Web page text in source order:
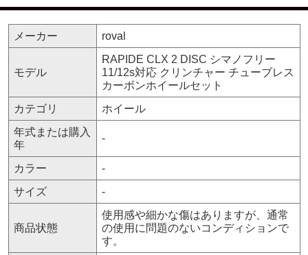
メーカー roval
モデル
RAPIDE CLX 2 DISC シマノフリー
11/12s対応 クリンチャー チューブレス
カーボンホイールセット
カテゴリ
ホイール
年式または購入
年
-
カラー
-
サイズ
-
商品状態
使用感や細かな傷はありますが、通常
の使用に問題のないコンディションで
す。